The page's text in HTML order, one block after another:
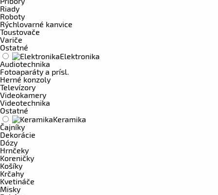
Riady
Roboty
Rýchlovarné kanvice
Toustovače
Variče
Ostatné
Elektronika
Audiotechnika
Fotoaparáty a prísl.
Herné konzoly
Televízory
Videokamery
Videotechnika
Ostatné
Keramika
Čajníky
Dekorácie
Dózy
Hrnčeky
Koreničky
Košíky
Krčahy
Kvetináče
Misky